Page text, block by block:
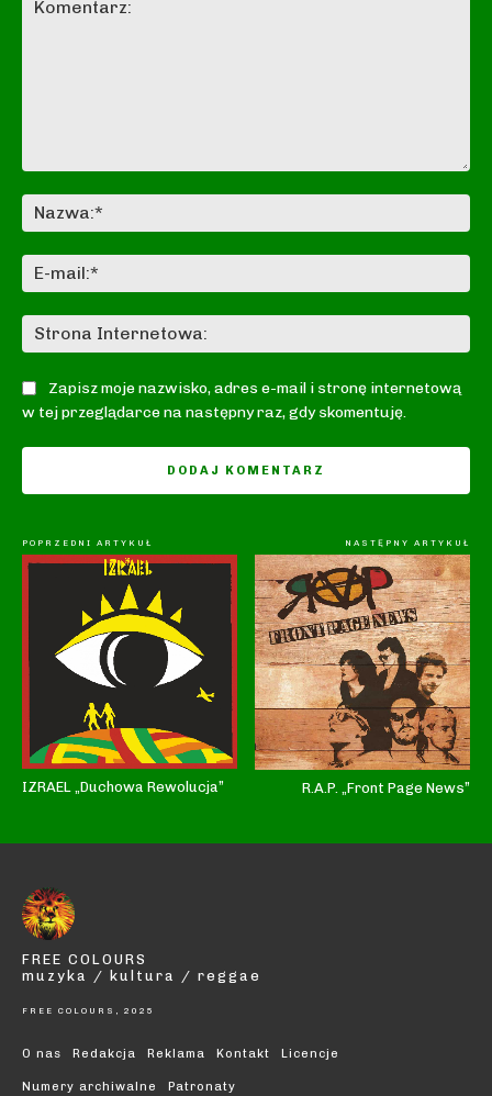
Zapisz moje nazwisko, adres e-mail i stronę internetową
w tej przeglądarce na następny raz, gdy skomentuję.
POPRZEDNI ARTYKUŁ
IZRAEL „Duchowa Rewolucja”
NASTĘPNY ARTYKUŁ
R.A.P. „Front Page News”
O nas Redakcja Reklama Kontakt Licencje
Numery archiwalne Patronaty
FREE COLOURS
muzyka / kultura / reggae
FREE COLOURS, 2025